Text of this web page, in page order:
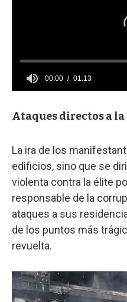
Ataques directos a
La ira de los
edificios, sino que se
violenta contra la élite
responsable de la
ataques a sus
de los puntos más
revuelta.